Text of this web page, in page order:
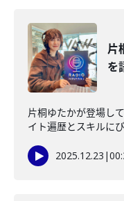
片
を
片桐ゆたかが登場し
イト遍歴とスキルに
2025.12.23 |